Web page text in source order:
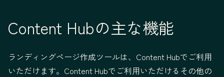
Content Hubの主な機能
ランディングページ作成ツールは、Content Hubでご利用
いただけます。Content Hubでご利用いただけるその他の